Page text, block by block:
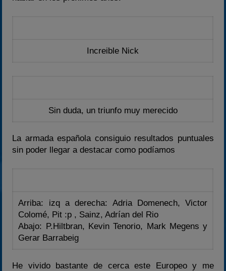
Increible Nick
Sin duda, un triunfo muy merecido
La armada española consiguio resultados puntuales
sin poder llegar a destacar como podíamos
Arriba: izq a derecha: Adria Domenech, Victor
Colomé, Pit :p , Sainz, Adrían del Rio
Abajo: P.Hiltbran, Kevin Tenorio, Mark Megens y
Gerar Barrabeig
He vivido bastante de cerca este Europeo y me